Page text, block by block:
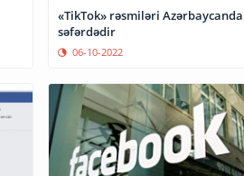
«TikTok» rəsmiləri Azərbaycanda
səfərdədir
06-10-2022